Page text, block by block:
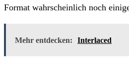
Format wahrscheinlich noch
Mehr entdecken: Interlaced